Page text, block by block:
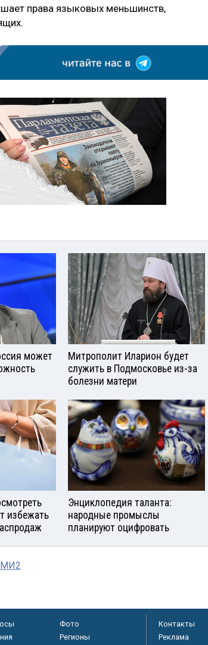
права языковых меньшинств,
может
Митрополит Иларион будет
служить в Подмосковье из-за
болезни матери
избежать
Энциклопедия таланта:
народные промыслы
планируют оцифровать
Фото
Регионы
Контакты
Реклама